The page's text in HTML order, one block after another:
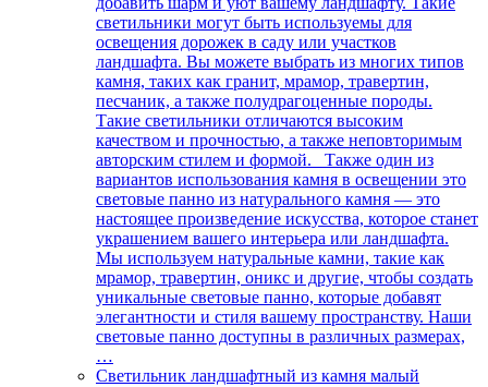
светильники могут быть используемы для
освещения дорожек в саду или участков
ландшафта. Вы можете выбрать из многих типов
камня, таких как гранит, мрамор, травертин,
песчаник, а также полудрагоценные породы.
Такие светильники отличаются высоким
качеством и прочностью, а также неповторимым
авторским стилем и формой. Также один из
вариантов использования камня в освещении это
световые панно из натурального камня — это
настоящее произведение искусства, которое станет
украшением вашего интерьера или ландшафта.
Мы используем натуральные камни, такие как
мрамор, травертин, оникс и другие, чтобы создать
уникальные световые панно, которые добавят
элегантности и стиля вашему пространству. Наши
световые панно доступны в различных размерах,
…
Светильник ландшафтный из камня малый